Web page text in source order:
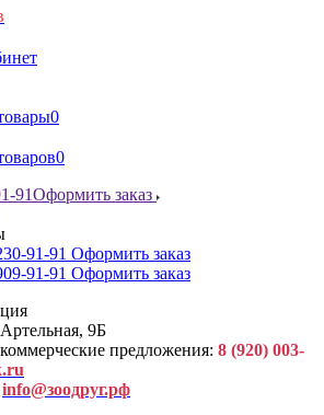
0
0
91Оформить заказ
91-91 Оформить заказ
91-91 Оформить заказ
9Б
предложения: 8 (920) 003-
info@зоодруг.рф